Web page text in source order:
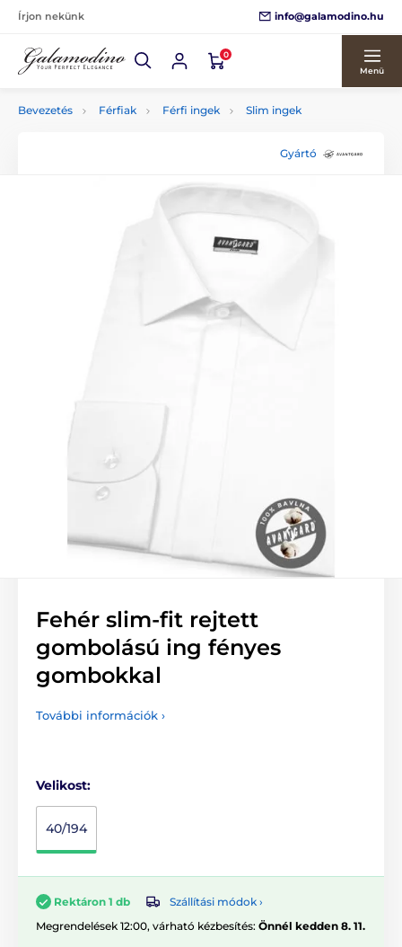
Írjon nekünk info@galamodino.hu
0
Menü
Bevezetés Férfiak Férfi ingek Slim ingek
Gyártó
Fehér slim-fit rejtett
gombolású ing fényes
gombokkal
További információk ›
Velikost:
40/194
Rektáron 1 db
Szállítási módok ›
Megrendelések 12:00, várható kézbesítés: Önnél kedden 8. 11.